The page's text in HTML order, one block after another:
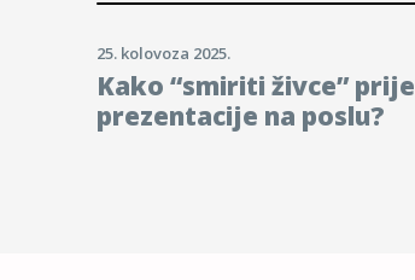
25. kolovoza 2025.
Kako “smiriti živce” prije
prezentacije na poslu?